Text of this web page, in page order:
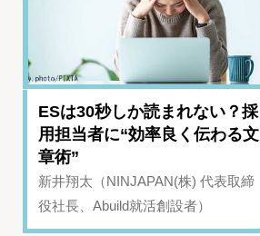
ESは30秒しか読まれない？採
用担当者に“効率良く伝わる文
章術”
新井翔太（NINJAPAN(株) 代表取締
役社長、Abuild就活創設者）